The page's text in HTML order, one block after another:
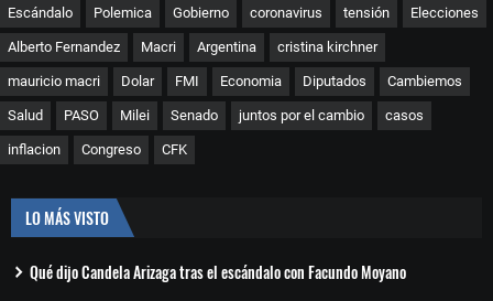
Escándalo Polemica Gobierno coronavirus tensión Elecciones
Alberto Fernandez Macri Argentina cristina kirchner
mauricio macri Dolar FMI Economia Diputados Cambiemos
Salud PASO Milei Senado juntos por el cambio casos
inflacion Congreso CFK
LO MÁS VISTO
Qué dijo Candela Arizaga tras el escándalo con Facundo Moyano